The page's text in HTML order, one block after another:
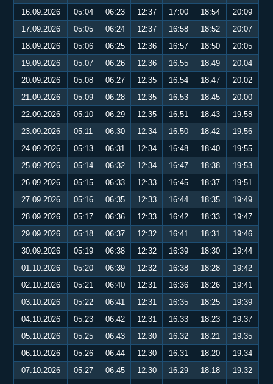
16.09.2026
05:04 06:23 12:37 17:00 18:54
20:09
17.09.2026
05:05 06:24 12:37 16:58 18:52
20:07
18.09.2026
05:06 06:25 12:36 16:57 18:50
20:05
19.09.2026
05:07 06:26 12:36 16:55 18:49
20:04
20.09.2026
05:08 06:27 12:35 16:54 18:47
20:02
21.09.2026
05:09 06:28 12:35 16:53 18:45
20:00
22.09.2026
05:10 06:29 12:35 16:51 18:43
19:58
23.09.2026
05:11 06:30 12:34 16:50 18:42
19:56
24.09.2026
05:13 06:31 12:34 16:48 18:40
19:55
25.09.2026
05:14 06:32 12:34 16:47 18:38
19:53
26.09.2026
05:15 06:33 12:33 16:45 18:37
19:51
27.09.2026
05:16 06:35 12:33 16:44 18:35
19:49
28.09.2026
05:17 06:36 12:33 16:42 18:33
19:47
29.09.2026
05:18 06:37 12:32 16:41 18:31
19:46
30.09.2026
05:19 06:38 12:32 16:39 18:30
19:44
01.10.2026
05:20 06:39 12:32 16:38 18:28
19:42
02.10.2026
05:21 06:40 12:31 16:36 18:26
19:41
03.10.2026
05:22 06:41 12:31 16:35 18:25
19:39
04.10.2026
05:23 06:42 12:31 16:33 18:23
19:37
05.10.2026
05:25 06:43 12:30 16:32 18:21
19:35
06.10.2026
05:26 06:44 12:30 16:31 18:20
19:34
07.10.2026
05:27 06:45 12:30 16:29 18:18
19:32